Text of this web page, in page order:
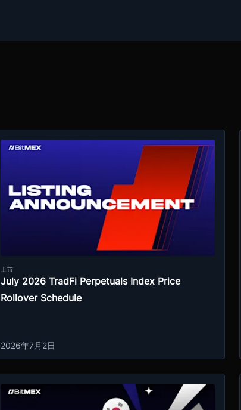
上市
July 2026 TradFi Perpetuals Index Price
Rollover Schedule
2026年7月2日